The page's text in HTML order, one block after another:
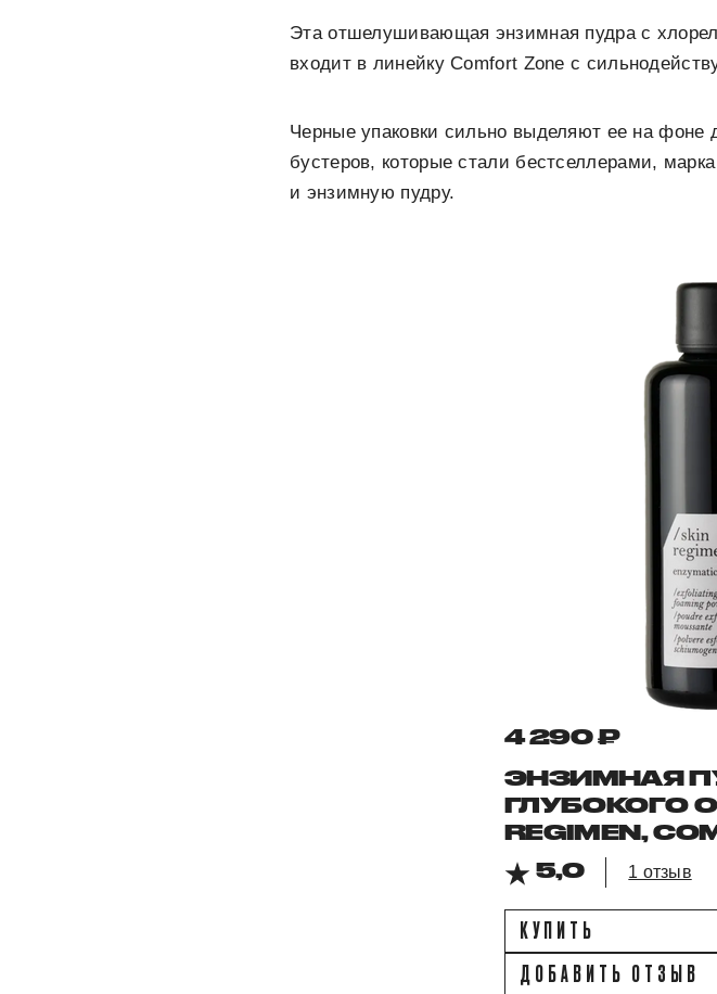
Эта отшелушивающая энзимная пудра с
входит в линейку Comfort Zone с
Черные упаковки сильно выделяют ее на фоне
бустеров, которые стали бестселлерами,
и энзимную пудру.
4 290 ₽
ЭНЗИМНАЯ
ГЛУБОКОГО
REGIMEN,
5,0
1 отзыв
КУПИТЬ
ДОБАВИТЬ ОТЗЫВ